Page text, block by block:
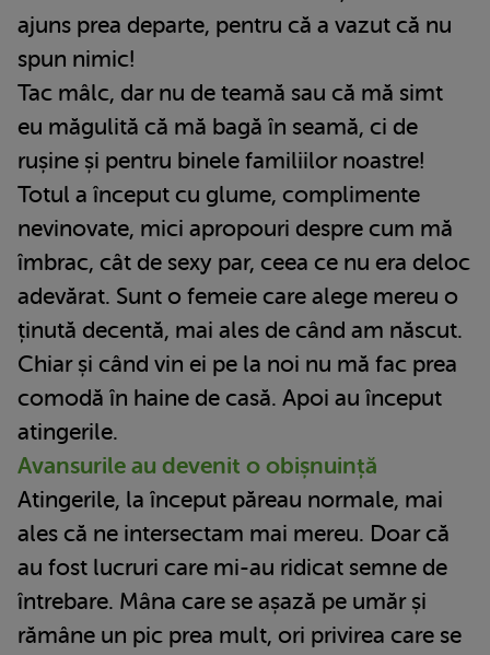
ajuns prea departe, pentru că a vazut că nu
spun nimic!
Tac mâlc, dar nu de teamă sau că mă simt
eu măgulită că mă bagă în seamă, ci de
rușine și pentru binele familiilor noastre!
Totul a început cu glume, complimente
nevinovate, mici apropouri despre cum mă
îmbrac, cât de sexy par, ceea ce nu era deloc
adevărat. Sunt o femeie care alege mereu o
ținută decentă, mai ales de când am născut.
Chiar și când vin ei pe la noi nu mă fac prea
comodă în haine de casă. Apoi au început
atingerile.
Avansurile au devenit o obișnuință
Atingerile, la început păreau normale, mai
ales că ne intersectam mai mereu. Doar că
au fost lucruri care mi-au ridicat semne de
întrebare. Mâna care se așază pe umăr și
rămâne un pic prea mult, ori privirea care se